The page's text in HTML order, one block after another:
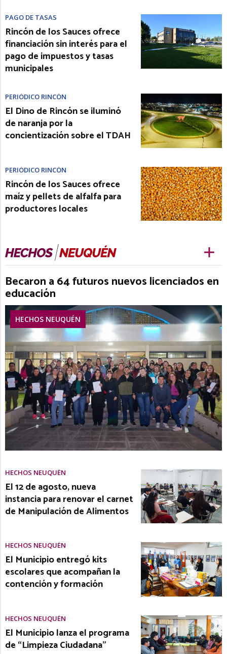
PAGO DE TASAS
Rincón de los Sauces ofrece
financiación sin interés para el
pago de impuestos y tasas
municipales
PERIÓDICO RINCÓN
El Dino de Rincón se iluminó
de naranja por la
concientización sobre el TDAH
PERIÓDICO RINCÓN
Rincón de los Sauces ofrece
maíz y pellets de alfalfa para
productores locales
Becaron a 64 futuros nuevos licenciados en
educación
HECHOS NEUQUÉN
HECHOS NEUQUÉN
El 12 de agosto, nueva
instancia para renovar el carnet
de Manipulación de Alimentos
HECHOS NEUQUÉN
El Municipio entregó kits
escolares que acompañan la
contención y formación
HECHOS NEUQUÉN
El Municipio lanza el programa
de “Limpieza Ciudadana”